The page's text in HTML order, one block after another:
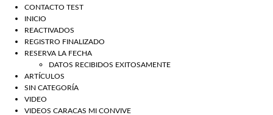
CONTACTO TEST
INICIO
REACTIVADOS
REGISTRO FINALIZADO
RESERVA LA FECHA
DATOS RECIBIDOS EXITOSAMENTE
ARTÍCULOS
SIN CATEGORÍA
VIDEO
VIDEOS CARACAS MI CONVIVE